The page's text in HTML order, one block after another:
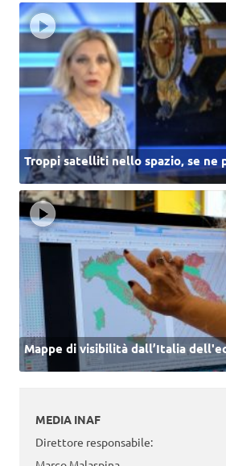
Troppi satelliti nello spazio, se ne
Mappe di visibilità dall’Italia
MEDIA INAF
Direttore responsabile: